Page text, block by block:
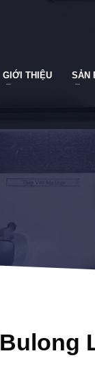
GIỚI THIỆU SẢN
Bulong